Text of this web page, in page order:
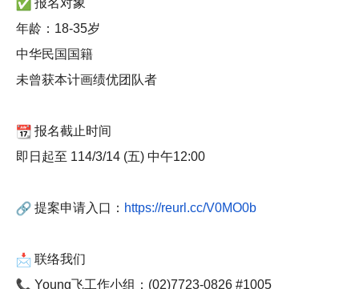
年龄：18-35岁
中华民国国籍
未曾获本计画绩优团队者
报名截止时间
即日起至 114/3/14 (五) 中午12:00
提案申请入口： https://reurl.cc/V0MO0b
联络我们
Young飞工作小组：(02)7723-0826 #1005